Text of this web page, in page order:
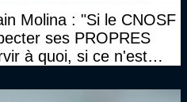
Molina : "Si le CNOSF
ses PROPRES
à quoi, si ce n'est